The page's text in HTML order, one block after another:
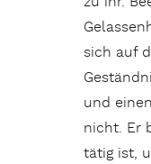
sich auf
und
nicht. Er
tätig ist,